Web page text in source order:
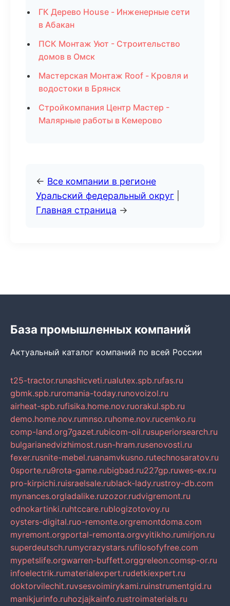
ГК Дерево House - Инженерные сети
в Абакан
ПСК Монтаж Уют - Строительство
домов в Омск
Мастерская Монтаж Roof - Кровля и
водостоки в Брянск
Стройкомпания Центр Мастер -
Малярные работы в Кемерово
← Все компании в регионе
Уральский федеральный округ
Главная страница →
База промышленных компаний
Актуальный каталог компаний по всей России
t25-tractor.runashicveti.rualutex.spb.rufas.ru
gbmk.spb.ruromania-today.runovoizol.ru
airheat-spb.rufisika.home.nov.ruorakul.spb.ru
demo.home.nov.rumnso.ruhome.nov.rucemko.ru
comp-land.org7gazet.rubicom-oil.rusuperiorsearch.ru
bulgarianedvizhimost.rusn-hram.rusenovosti.ru
fexer.rusnite-mebel.ruanamvkusno.rutechnosaratov.ru
0sporte.ru9rota-game.rubigbad.ru227gp.ruwes-ex.ru
pro-kirpichi.ruisraelsale.rublack-lady.rustroy-db.com
mynances.orgladalike.ruzozor.rudvigremont.ru
odnokartinki.ruhtccare.rublogizotovoy.ru
oysters-digital.ruo-remonte.orgremontdoma.com
myremont.orgportal-remonta.orgvyitikho.rumirjon.ru
superdeutsch.rumycrazystars.rufilosofyfree.com
mypetslife.orgwarren-buffett.orggreleon.comsp-or.ru
infoelectrik.rumaterialexpert.rudetkiexpert.ru
doktorvilechit.ruvsesvoimirykami.ruinstrumentgid.ru
manikjurinfo.ruhozjajkainfo.rustroimaterials.ru